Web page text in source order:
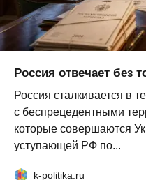
Россия отвечает без
Россия сталкивается в
с беспрецедентными
которые совершаются
уступающей РФ по...
k-politika.ru